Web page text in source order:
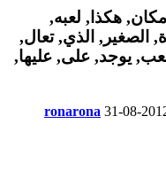
ronarona 31-08-